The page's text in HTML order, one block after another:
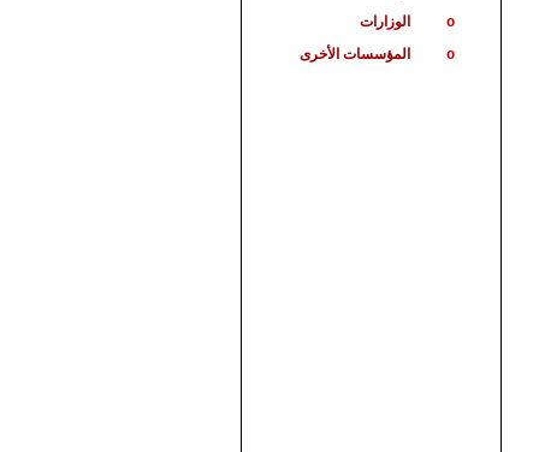
o الوزارات
o المؤسسات الأخرى